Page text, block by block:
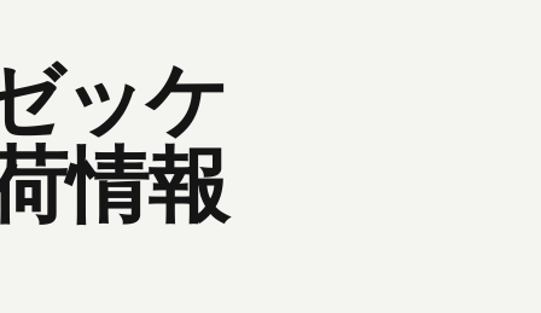
ッケ
情報